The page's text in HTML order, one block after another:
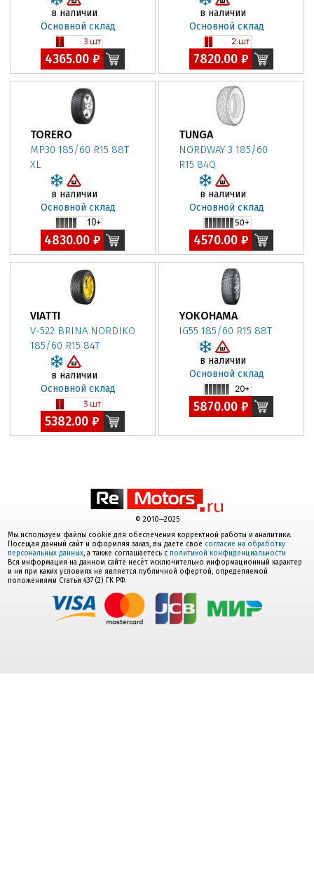
в наличии
Основной склад
4365.00 ₽
в наличии
Основной склад
7820.00 ₽
TORERO
MP30 185/60 R15 88T
XL
в наличии
Основной склад
4830.00 ₽
TUNGA
NORDWAY 3 185/60
R15 84Q
в наличии
Основной склад
4570.00 ₽
VIATTI
V-522 BRINA NORDIKO
185/60 R15 84T
в наличии
Основной склад
5382.00 ₽
YOKOHAMA
IG55 185/60 R15 88T
в наличии
Основной склад
5870.00 ₽
© 2010—2025
Мы используем файлы cookie для обеспечения корректной работы и аналитики.
Посещая данный сайт и оформляя заказ, вы даете свое согласие на обработку
персональных данных, а также соглашаетесь с политикой конфиденциальности
Вся информация на данном сайте несёт исключительно информационный характер
и ни при каких условиях не является публичной офертой, определяемой
положениями Статьи 437 (2) ГК РФ.